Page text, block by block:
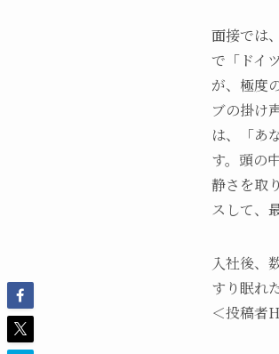
面接では
で「ドイ
が、極度
ブの掛け
は、「あ
す。頭の
静さを取
スして、
入社後、
すり眠れ
＜投稿者